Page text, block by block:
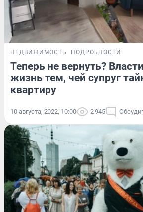
НЕДВИЖИМОСТЬ ПОДРОБНОСТИ
Теперь не вернуть?
жизнь тем, чей супруг
квартиру
10 августа, 2022, 10:00 2 945